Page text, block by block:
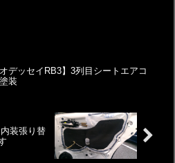
オデッセイRB3】3列目シートエアコ
装
装張り替